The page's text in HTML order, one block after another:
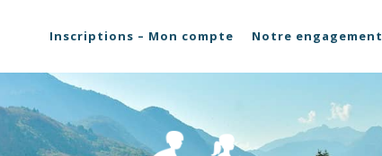
Inscriptions – Mon compte Notre engagement